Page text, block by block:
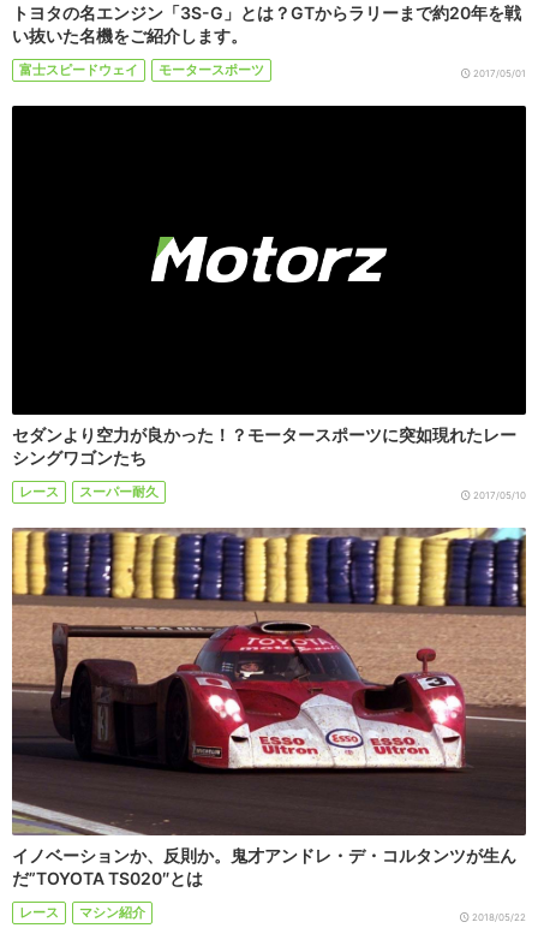
トヨタの名エンジン「3S-G」とは？GTからラリーまで約20年を戦
い抜いた名機をご紹介します。
富士スピードウェイ モータースポーツ 2017/05/01
セダンより空力が良かった！？モータースポーツに突如現れたレー
シングワゴンたち
レース スーパー耐久 2017/05/10
イノベーションか、反則か。鬼才アンドレ・デ・コルタンツが生ん
だ”TOYOTA TS020″とは
レース マシン紹介 2018/05/22